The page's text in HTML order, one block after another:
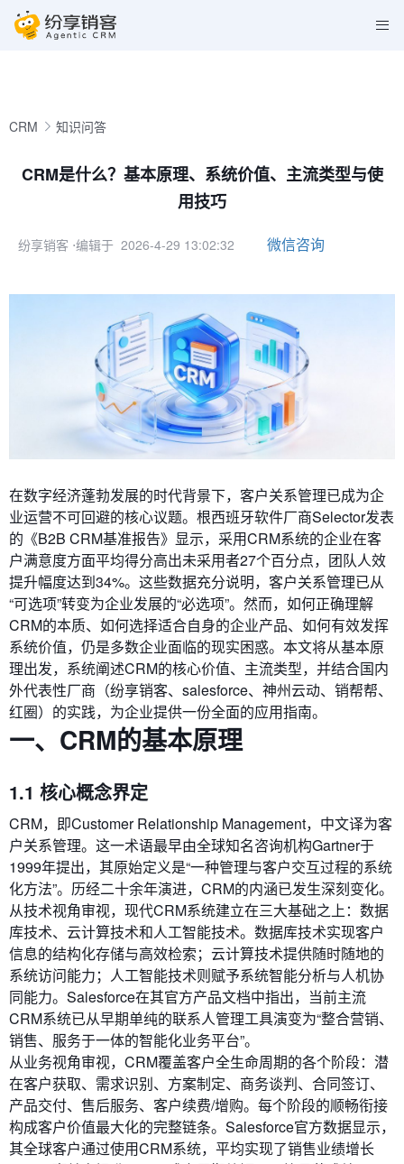
CRM 知识问答
CRM是什么？基本原理、系统价值、主流类型与使
用技巧
纷享销客 ⋅编辑于 2026-4-29 13:02:32 微信咨询
在数字经济蓬勃发展的时代背景下，客户关系管理已成为企
业运营不可回避的核心议题。根西班牙软件厂商Selector发表
的《B2B CRM基准报告》显示，采用CRM系统的企业在客
户满意度方面平均得分高出未采用者27个百分点，团队人效
提升幅度达到34%。这些数据充分说明，客户关系管理已从
“可选项”转变为企业发展的“必选项”。然而，如何正确理解
CRM的本质、如何选择适合自身的企业产品、如何有效发挥
系统价值，仍是多数企业面临的现实困惑。本文将从基本原
理出发，系统阐述CRM的核心价值、主流类型，并结合国内
外代表性厂商（纷享销客、salesforce、神州云动、销帮帮、
红圈）的实践，为企业提供一份全面的应用指南。
一、CRM的基本原理
1.1 核心概念界定
CRM，即Customer Relationship Management，中文译为客
户关系管理。这一术语最早由全球知名咨询机构Gartner于
1999年提出，其原始定义是“一种管理与客户交互过程的系统
化方法”。历经二十余年演进，CRM的内涵已发生深刻变化。
从技术视角审视，现代CRM系统建立在三大基础之上：数据
库技术、云计算技术和人工智能技术。数据库技术实现客户
信息的结构化存储与高效检索；云计算技术提供随时随地的
系统访问能力；人工智能技术则赋予系统智能分析与人机协
同能力。Salesforce在其官方产品文档中指出，当前主流
CRM系统已从早期单纯的联系人管理工具演变为“整合营销、
销售、服务于一体的智能化业务平台”。
从业务视角审视，CRM覆盖客户全生命周期的各个阶段：潜
在客户获取、需求识别、方案制定、商务谈判、合同签订、
产品交付、售后服务、客户续费/增购。每个阶段的顺畅衔接
构成客户价值最大化的完整链条。Salesforce官方数据显示，
其全球客户通过使用CRM系统，平均实现了销售业绩增长